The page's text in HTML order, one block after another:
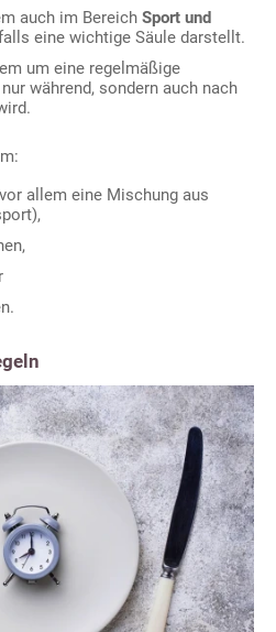
auch im Bereich Sport und
eine wichtige Säule darstellt.
um eine regelmäßige
während, sondern auch nach
allem eine Mischung aus